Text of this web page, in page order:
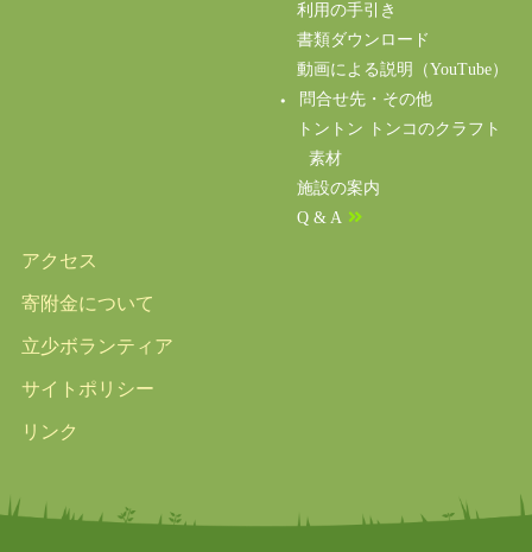
利用の手引き
書類ダウンロード
動画による説明（YouTube）
問合せ先・その他
トントン トンコのクラフト
素材
施設の案内
Q & A
アクセス
寄附金について
立少ボランティア
サイトポリシー
リンク